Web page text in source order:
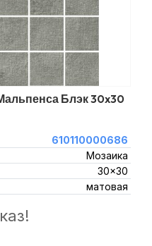
Блэк 30x30
610110000686
Мозаика
30x30
матовая